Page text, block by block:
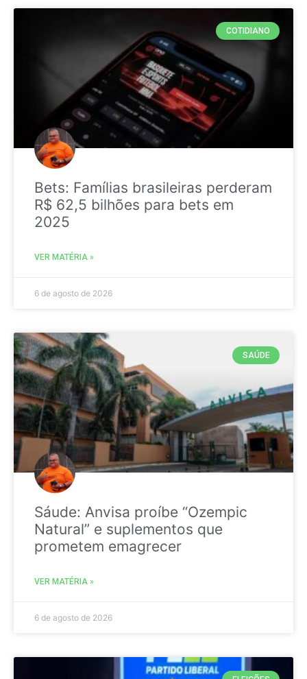
COTIDIANO
Bets: Famílias brasileiras perderam
R$ 62,5 bilhões para bets em
2025
VER MATÉRIA »
6 de agosto de 2026
SAÚDE
Sáude: Anvisa proíbe “Ozempic
Natural” e suplementos que
prometem emagrecer
VER MATÉRIA »
6 de agosto de 2026